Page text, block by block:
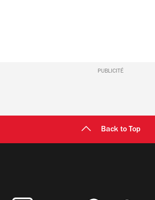
PUBLICITÉ
Back to Top